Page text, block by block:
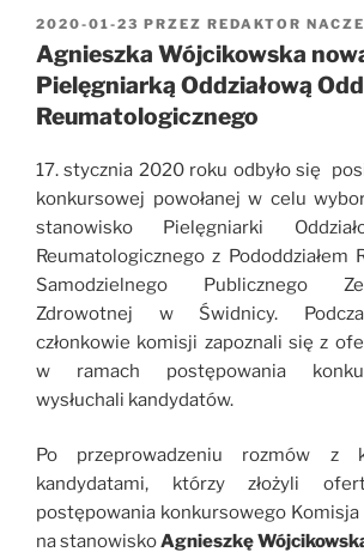
OPUBLIKOWANE
W
2020-01-23 PRZEZ REDAKTOR
Agnieszka Wójcikowska
Pielęgniarką Oddziałową
Reumatologicznego
17. stycznia 2020 roku odbyło się
konkursowej powołanej w celu
stanowisko Pielęgniarki
Reumatologicznego z Pododdziałem
Samodzielnego Publicznego
Zdrowotnej w Świdnicy.
członkowie komisji zapoznali się z
w ramach postępowania
wysłuchali kandydatów.
Po przeprowadzeniu rozmów z
kandydatami, którzy złożyli
postępowania konkursowego Komisja
na stanowiskoAgnieszkę